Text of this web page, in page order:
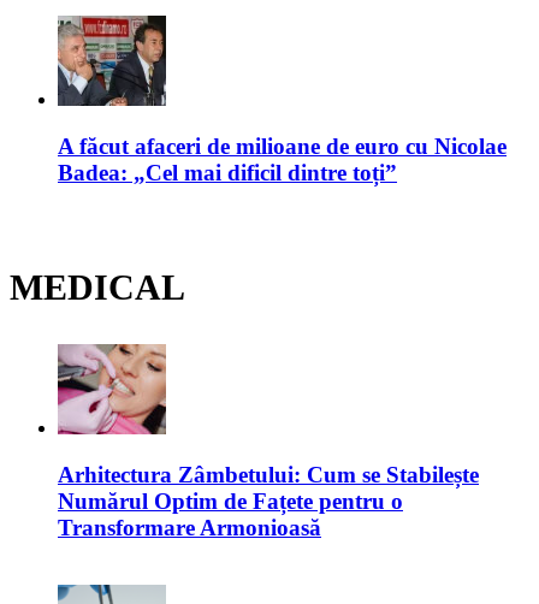
A făcut afaceri de milioane de euro cu Nicolae
Badea: „Cel mai dificil dintre toți”
MEDICAL
Arhitectura Zâmbetului: Cum se Stabilește
Numărul Optim de Fațete pentru o
Transformare Armonioasă